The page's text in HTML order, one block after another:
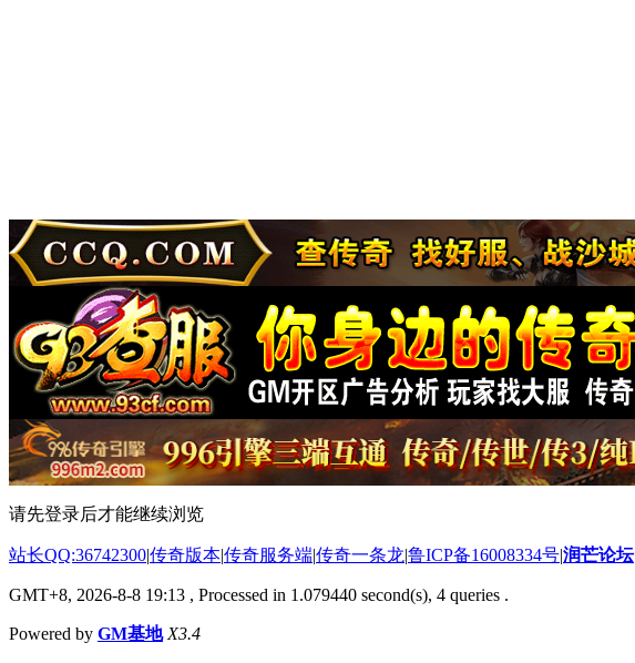
请先登录后才能继续浏览
站长QQ:36742300|传奇版本|传奇服务端|传奇一条龙|鲁ICP备16008334号|润芒论坛
GMT+8, 2026-8-8 19:13 , Processed in 1.079440 second(s), 4 queries .
Powered by GM基地 X3.4